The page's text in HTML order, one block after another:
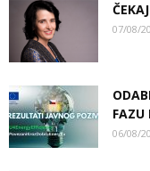
07/08/
FAZU
06/08/